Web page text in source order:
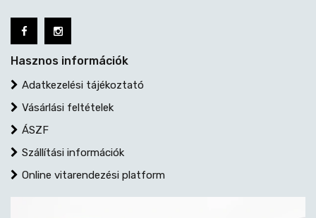
Hasznos információk
Adatkezelési tájékoztató
Vásárlási feltételek
ÁSZF
Szállítási információk
Online vitarendezési platform